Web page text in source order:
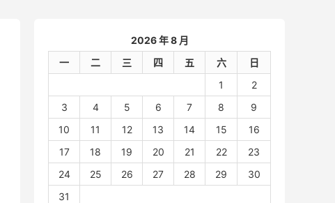
2026 年 8 月
一
二 三 四 五 六
日
1
2
3
4 5 6 7 8
9
10
11 12 13 14 15
16
17
18 19 20 21 22
23
24
25 26 27 28 29
30
31